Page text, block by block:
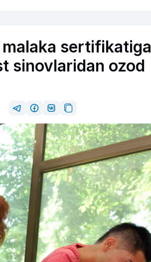
malaka sertifikatiga
sinovlaridan ozod